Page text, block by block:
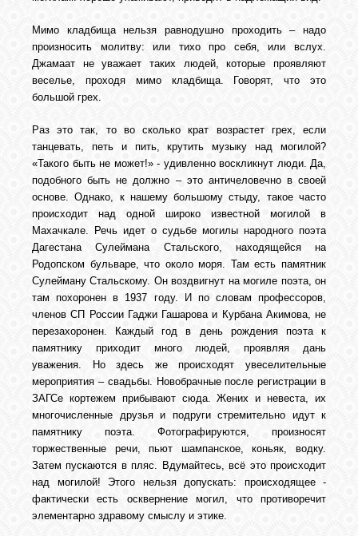
ФОТО
МУЗЫКА
САЙТЫ
ОБЪЯВЛЕНИЯ
ВОПРОСЫ /
ОТВЕТЫ
КОНТАКТЫ
ВХОД
RSS
Мимо кладбища нельзя равнодушно проходить – надо
произносить молитву: или тихо про себя, или вслух.
Джамаат не уважает таких людей, которые проявляют
веселье, проходя мимо кладбища. Говорят, что это
большой грех.
Раз это так, то во сколько крат возрастет грех, если
танцевать, петь и пить, крутить музыку над могилой?
«Такого быть не может!» - удивленно воскликнут люди. Да,
подобного быть не должно – это античеловечно в своей
основе. Однако, к нашему большому стыду, такое часто
происходит над одной широко известной могилой в
Махачкале. Речь идет о судьбе могилы народного поэта
Дагестана Сулеймана Стальского, находящейся на
Родопском бульваре, что около моря. Там есть памятник
Сулейману Стальскому. Он воздвигнут на могиле поэта, он
там похоронен в 1937 году. И по словам профессоров,
членов СП России Гаджи Гашарова и Курбана Акимова, не
перезахоронен. Каждый год в день рождения поэта к
памятнику приходит много людей, проявляя дань
уважения. Но здесь же происходят увеселительные
мероприятия – свадьбы. Новобрачные после регистрации в
ЗАГСе кортежем прибывают сюда. Жених и невеста, их
многочисленные друзья и подруги стремительно идут к
памятнику поэта. Фотографируются, произносят
торжественные речи, пьют шампанское, коньяк, водку.
Затем пускаются в пляс. Вдумайтесь, всё это происходит
над могилой! Этого нельзя допускать: происходящее -
фактически есть осквернение могил, что противоречит
элементарно здравому смыслу и этике.